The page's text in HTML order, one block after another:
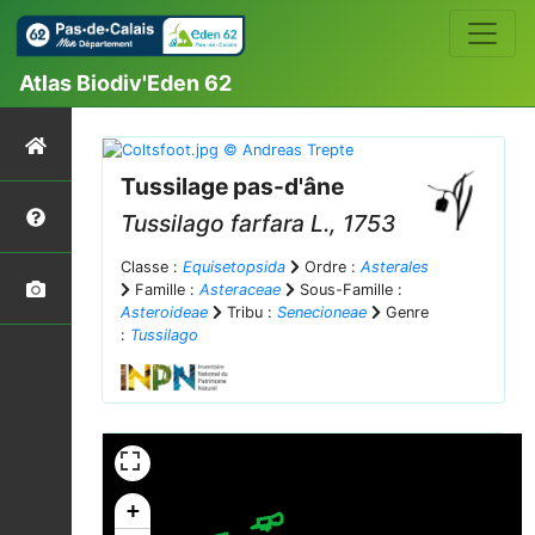
Atlas Biodiv'Eden 62
Tussilage pas-d'âne
Tussilago farfara L., 1753
Classe : Equisetopsida Ordre : Asterales
Famille : Asteraceae
Sous-Famille :
Asteroideae
Tribu : Senecioneae
Genre
: Tussilago
+